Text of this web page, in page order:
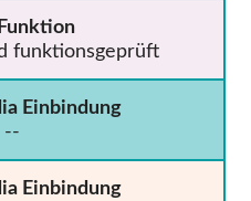
funktionsgeprüft
Einbindung
--
Einbindung